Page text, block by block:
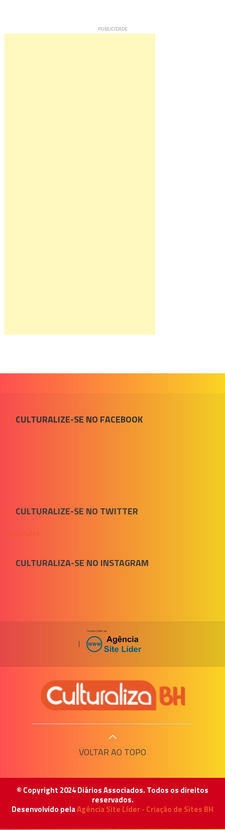
CULTURALIZE-SE NO FACEBOOK
CULTURALIZE-SE NO TWITTER
Meus Tuítes
CULTURALIZA-SE NO INSTAGRAM
|
VOLTAR AO TOPO
© Copyright 2024 Diários Associados. Todos os direitos
reservados.
Desenvolvido pelaAgência Site Líder - Criação de Sites BH